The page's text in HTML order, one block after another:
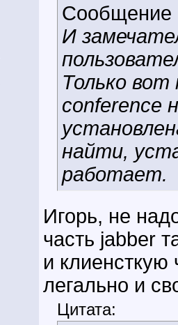
Сообщение
И
Только
conference
найти,
работает.
Игорь, не
часть jabber
и клиенсткую
легально и
Цитата: